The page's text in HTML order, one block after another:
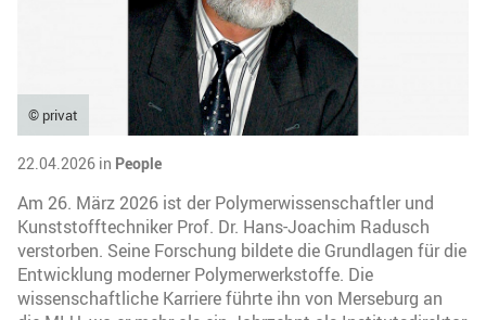
© privat
22.04.2026 in People
Am 26. März 2026 ist der Polymerwissenschaftler und
Kunststofftechniker Prof. Dr. Hans-Joachim Radusch
verstorben. Seine Forschung bildete die Grundlagen für die
Entwicklung moderner Polymerwerkstoffe. Die
wissenschaftliche Karriere führte ihn von Merseburg an